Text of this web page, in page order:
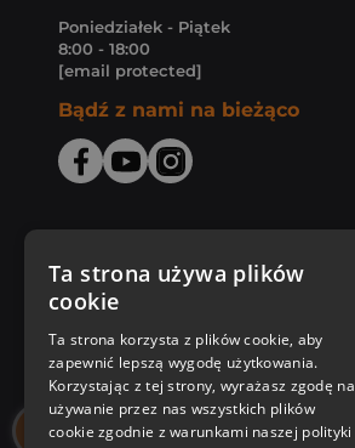
Poniedziałek - Piątek
8:00 - 18:00
[email protected]
Bądź z nami na bieżąco
Zakupy u nas
Nasza oferta
Nasi autorzy
Ta strona używa plików
cookie
Ta strona korzysta z plików cookie, aby
zapewnić lepszą wygodę użytkowania.
Korzystając z tej strony, wyrażasz zgodę na
używanie przez nas wszystkich plików
cookie zgodnie z warunkami naszej polityki